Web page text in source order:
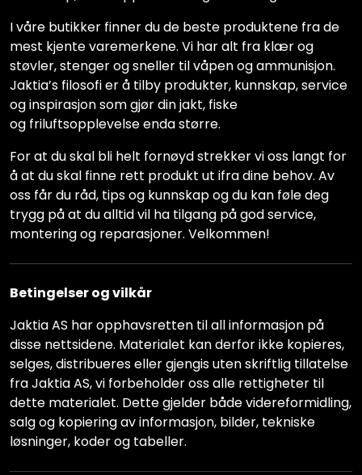
I våre butikker finner du de beste produktene fra de
mest kjente varemerkene. Vi har alt fra klær og
støvler, stenger og sneller til våpen og ammunisjon.
Jaktia’s filosofi er å tilby produkter, kunnskap, service
og inspirasjon som gjør din jakt, fiske
og friluftsopplevelse enda større.
For at du skal bli helt fornøyd strekker vi oss langt for
å at du skal finne rett produkt ut ifra dine behov. Av
oss får du råd, tips og kunnskap og du kan føle deg
trygg på at du alltid vil ha tilgang på god service,
montering og reparasjoner. Velkommen!
Betingelser og vilkår
Jaktia AS har opphavsretten til all informasjon på
disse nettsidene. Materialet kan derfor ikke kopieres,
selges, distribueres eller gjengis uten skriftlig tillatelse
fra Jaktia AS, vi forbeholder oss alle rettigheter til
dette materialet. Dette gjelder både videreformidling,
salg og kopiering av informasjon, bilder, tekniske
løsninger, koder og tabeller.